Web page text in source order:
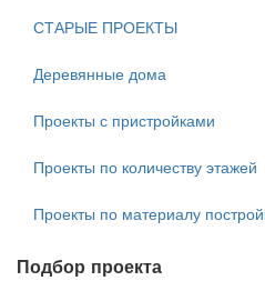
СТАРЫЕ ПРОЕКТЫ
Деревянные дома
Проекты с пристройками
Проекты по количеству этажей
Проекты по материалу
Подбор проекта